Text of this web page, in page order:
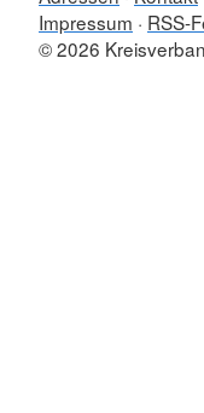
Impressum
RSS-
© 2026